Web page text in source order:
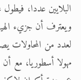
البلايين عددا،
ويعترف أن جزيء
مهولا أسطوريا، مع